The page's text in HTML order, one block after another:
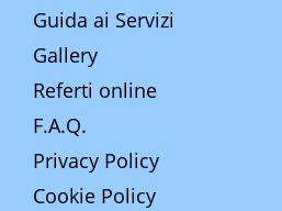
Guida ai Servizi
Gallery
Referti online
F.A.Q.
Privacy Policy
Cookie Policy